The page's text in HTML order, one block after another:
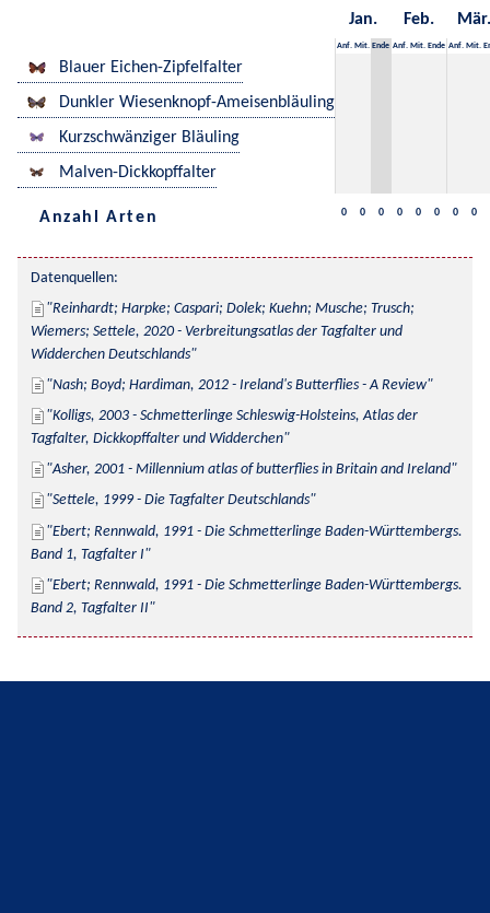
Jan. Feb. Mär.
Anf. Mit. Ende Anf. Mit. Ende Anf. Mit.
Blauer Eichen-Zipfelfalter
Dunkler Wiesenknopf-Ameisenbläuling
Kurzschwänziger Bläuling
Malven-Dickkopffalter
Anzahl Arten 0 0 0 0 0 0 0 0
Datenquellen:
Reinhardt; Harpke; Caspari; Dolek; Kuehn; Musche; Trusch;
Wiemers; Settele, 2020 - Verbreitungsatlas der Tagfalter und
Widderchen Deutschlands
Nash; Boyd; Hardiman, 2012 - Ireland's Butterflies - A Review
Kolligs, 2003 - Schmetterlinge Schleswig-Holsteins, Atlas der
Tagfalter, Dickkopffalter und Widderchen
Asher, 2001 - Millennium atlas of butterflies in Britain and Ireland
Settele, 1999 - Die Tagfalter Deutschlands
Ebert; Rennwald, 1991 - Die Schmetterlinge Baden-Württembergs.
Band 1, Tagfalter I
Ebert; Rennwald, 1991 - Die Schmetterlinge Baden-Württembergs.
Band 2, Tagfalter II